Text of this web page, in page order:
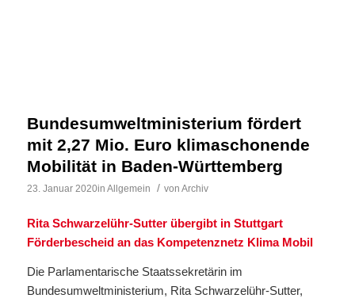
Bundesumweltministerium fördert
mit 2,27 Mio. Euro klimaschonende
Mobilität in Baden-Württemberg
23. Januar 2020in Allgemein / von Archiv
Rita Schwarzelühr-Sutter übergibt in Stuttgart
Förderbescheid an das Kompetenznetz Klima Mobil
Die Parlamentarische Staatssekretärin im
Bundesumweltministerium, Rita Schwarzelühr-Sutter,